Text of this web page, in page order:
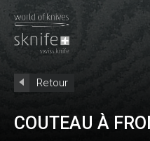
Retour
COUTEAU À